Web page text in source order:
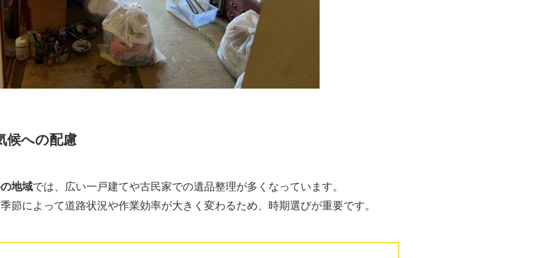
候への配慮
地域では、広い一戸建てや古民家での遺品整理が多くなっています。
節によって道路状況や作業効率が大きく変わるため、時期選びが重要です。